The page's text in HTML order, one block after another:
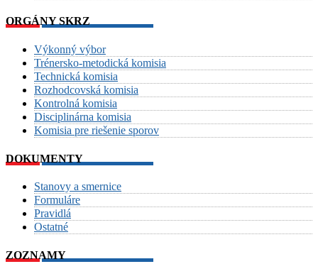
ORGÁNY SKRZ
Výkonný výbor
Trénersko-metodická komisia
Technická komisia
Rozhodcovská komisia
Kontrolná komisia
Disciplinárna komisia
Komisia pre riešenie sporov
DOKUMENTY
Stanovy a smernice
Formuláre
Pravidlá
Ostatné
ZOZNAMY